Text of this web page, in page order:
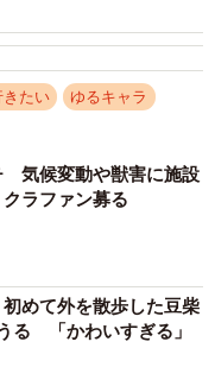
る。大きくつぶらな
子どもを抱えたり。
お地蔵さん たたず
晴美さん（６６）＝
ってしまうところが
きたい ゆるキャラ
気候変動や獣害に施設
ラファン募る
めて外を散歩した豆柴
る 「かわいすぎる」